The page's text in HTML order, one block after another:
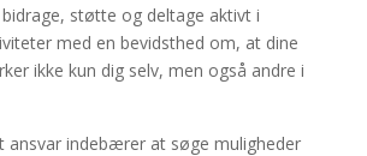
støtte og deltage aktivt i
med en bevidsthed om, at dine
ikke kun dig selv, men også andre i
ansvar indebærer at søge muligheder